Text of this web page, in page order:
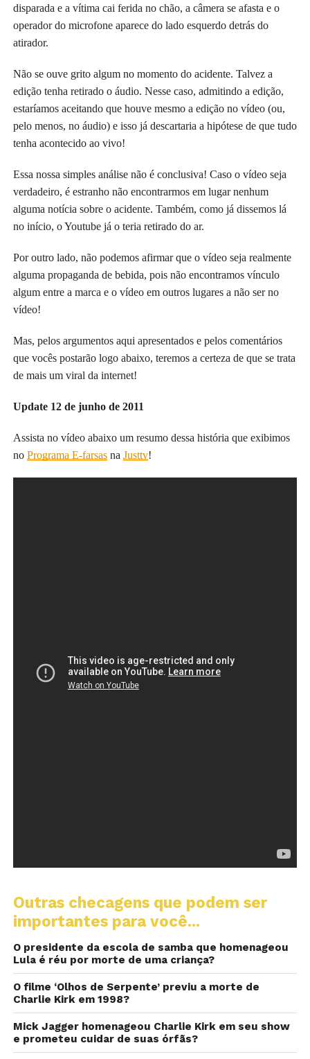
disparada e a vítima cai ferida no chão, a câmera se afasta e o
operador do microfone aparece do lado esquerdo detrás do
atirador.
Não se ouve grito algum no momento do acidente. Talvez a
edição tenha retirado o áudio. Nesse caso, admitindo a edição,
estaríamos aceitando que houve mesmo a edição no vídeo (ou,
pelo menos, no áudio) e isso já descartaria a hipótese de que tudo
tenha acontecido ao vivo!
Essa nossa simples análise não é conclusiva! Caso o vídeo seja
verdadeiro, é estranho não encontrarmos em lugar nenhum
alguma notícia sobre o acidente. Também, como já dissemos lá
no início, o Youtube já o teria retirado do ar.
Por outro lado, não podemos afirmar que o vídeo seja realmente
alguma propaganda de bebida, pois não encontramos vínculo
algum entre a marca e o vídeo em outros lugares a não ser no
vídeo!
Mas, pelos argumentos aqui apresentados e pelos comentários
que vocês postarão logo abaixo, teremos a certeza de que se trata
de mais um viral da internet!
Update 12 de junho de 2011
Assista no vídeo abaixo um resumo dessa história que exibimos
no Programa E-farsasna Justtv!
Outras checagens que podem ser
importantes para você...
O presidente da escola de samba que homenageou
Lula é réu por morte de uma criança?
O filme ‘Olhos de Serpente’ previu a morte de
Charlie Kirk em 1998?
Mick Jagger homenageou Charlie Kirk em seu show
e prometeu cuidar de suas órfãs?